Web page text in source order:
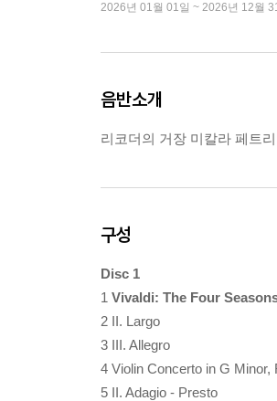
2026년 01월 01일 ~ 2026년 12월
음반소개
리코더의 거장 미칼라 페트
구성
Disc 1
1 Vivaldi: The Four
2 II. Largo
3 III. Allegro
4 Violin Concerto in G
5 II. Adagio - Presto